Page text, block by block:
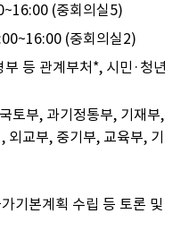
(중회의실5)
(중회의실2)
등 관계부처*, 시민·청년
부, 과기정통부, 기재부,
교부, 중기부, 교육부, 기
기본계획 수립 등 토론 및